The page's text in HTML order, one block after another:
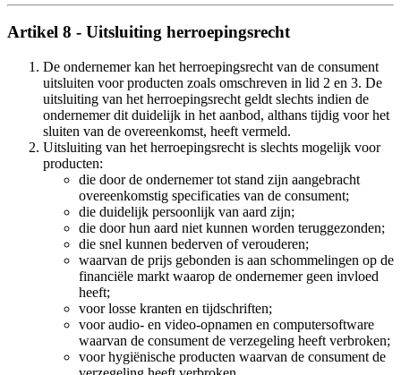
Artikel 8 - Uitsluiting herroepingsrecht
De ondernemer kan het herroepingsrecht van de consument
uitsluiten voor producten zoals omschreven in lid 2 en 3. De
uitsluiting van het herroepingsrecht geldt slechts indien de
ondernemer dit duidelijk in het aanbod, althans tijdig voor het
sluiten van de overeenkomst, heeft vermeld.
Uitsluiting van het herroepingsrecht is slechts mogelijk voor
producten:
die door de ondernemer tot stand zijn aangebracht
overeenkomstig specificaties van de consument;
die duidelijk persoonlijk van aard zijn;
die door hun aard niet kunnen worden teruggezonden;
die snel kunnen bederven of verouderen;
waarvan de prijs gebonden is aan schommelingen op de
financiële markt waarop de ondernemer geen invloed
heeft;
voor losse kranten en tijdschriften;
voor audio- en video-opnamen en computersoftware
waarvan de consument de verzegeling heeft verbroken;
voor hygiënische producten waarvan de consument de